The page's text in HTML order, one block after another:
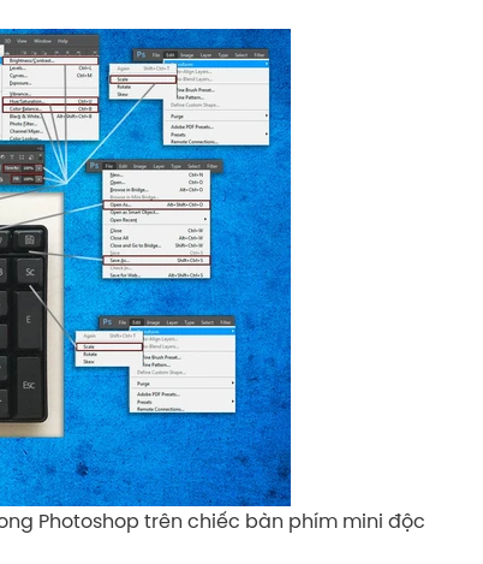
Photoshop trên chiếc bàn phím mini độc